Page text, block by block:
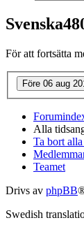
För att fortsätta
Alla
Ta bort
Teamet
Drivs av phpBB
Swedish